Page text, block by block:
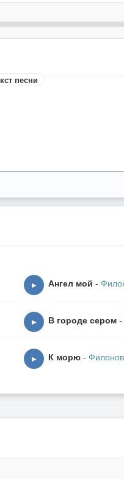
песни
▶ Ангел мой -
▶ В городе сером -
▶ К морю -